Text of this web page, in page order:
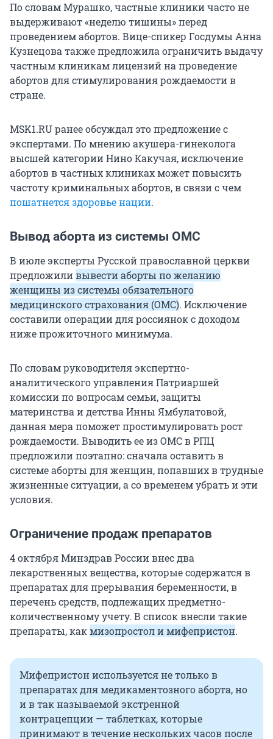
По словам Мурашко, частные клиники часто не
выдерживают «неделю тишины» перед
проведением абортов. Вице-спикер Госдумы Анна
Кузнецова также предложила ограничить выдачу
частным клиникам лицензий на проведение
абортов для стимулирования рождаемости в
стране.
MSK1.RU ранее обсуждал это предложение с
экспертами. По мнению акушера-гинеколога
высшей категории Нино Какучая, исключение
абортов в частных клиниках может повысить
частоту криминальных абортов, в связи с чем
пошатнется здоровье нации.
Вывод аборта из системы ОМС
В июле эксперты Русской православной церкви
предложиливывести аборты по желанию
женщины из системы обязательного
медицинского страхования (ОМС). Исключение
составили операции для россиянок с доходом
ниже прожиточного минимума.
По словам руководителя экспертно-
аналитического управления Патриаршей
комиссии по вопросам семьи, защиты
материнства и детства Инны Ямбулатовой,
данная мера поможет простимулировать рост
рождаемости. Выводить ее из ОМС в РПЦ
предложили поэтапно: сначала оставить в
системе аборты для женщин, попавших в трудные
жизненные ситуации, а со временем убрать и эти
условия.
Ограничение продаж препаратов
4 октября Минздрав России внес два
лекарственных вещества, которые содержатся в
препаратах для прерывания беременности, в
перечень средств, подлежащих предметно-
количественному учету. В список внесли такие
препараты, какмизопростол и мифепристон.
Мифепристон используется не только в
препаратах для медикаментозного аборта, но
и в так называемой экстренной
контрацепции — таблетках, которые
принимают в течение нескольких часов после